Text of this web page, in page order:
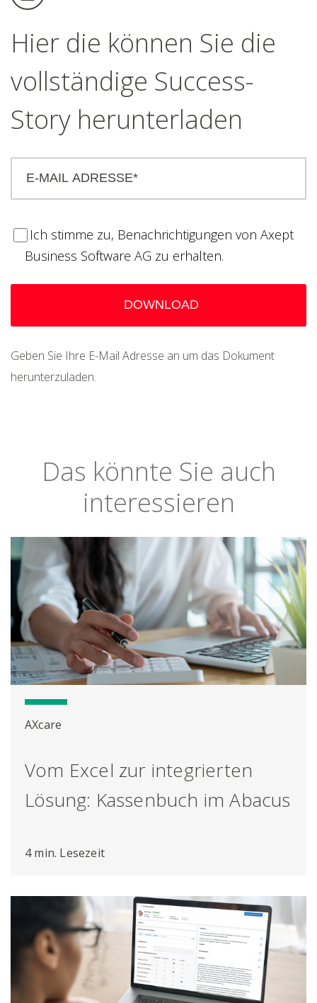
Hier die können Sie die
vollständige Success-
Story herunterladen
Ich stimme zu, Benachrichtigungen von Axept
Business Software AG zu erhalten.
Geben Sie Ihre E-Mail Adresse an um das Dokument
herunterzuladen.
Das könnte Sie auch
interessieren
AXcare
Vom Excel zur integrierten
Lösung: Kassenbuch im Abacus
4 min. Lesezeit